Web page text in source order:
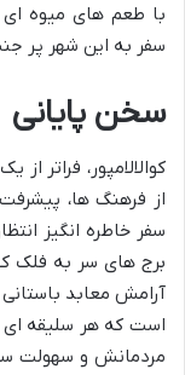
با طعم های میوه ای
سفر به این شهر پر
سخن پایانی
کوالالامپور، فراتر
از فرهنگ ها،
سفر خاطره انگیز
برج های سر به فلک
آرامش معابد
است که هر سلیقه ای
مردمانش و سهولت